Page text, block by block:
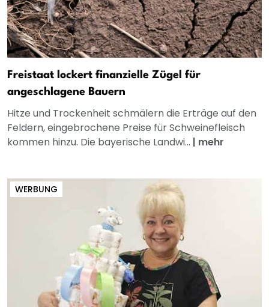
Freistaat lockert finanzielle Zügel für
angeschlagene Bauern
Hitze und Trockenheit schmälern die Erträge auf den
Feldern, eingebrochene Preise für Schweinefleisch
kommen hinzu. Die bayerische Landwi... | mehr
WERBUNG